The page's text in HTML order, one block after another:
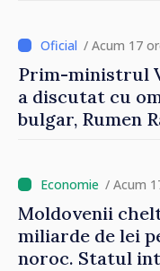
/ Acum 17
Prim-ministrul
a discutat cu
bulgar, Rumen
/ Acum
Moldovenii
miliarde de lei
noroc. Statul